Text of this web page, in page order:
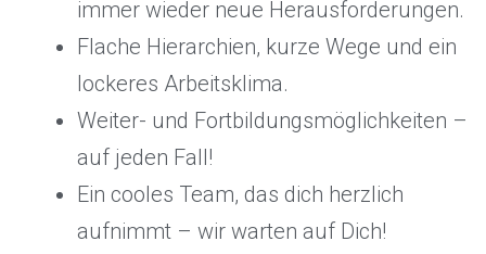
immer wieder neue Herausforderungen.
Flache Hierarchien, kurze Wege und ein
lockeres Arbeitsklima.
Weiter- und Fortbildungsmöglichkeiten –
auf jeden Fall!
Ein cooles Team, das dich herzlich
aufnimmt – wir warten auf Dich!